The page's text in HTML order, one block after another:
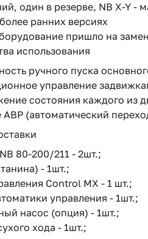
один в резерве, NB X-Y -
ранних версиях
пришло на
использования
ручного пуска
управление
состояния каждого из
АВР (автоматический
80-200/211 - 2шт.;
- 1шт.;
Control MX - 1 шт.;
управления - 1шт.;
насос (опция) - 1шт.;
хода - 1шт.;